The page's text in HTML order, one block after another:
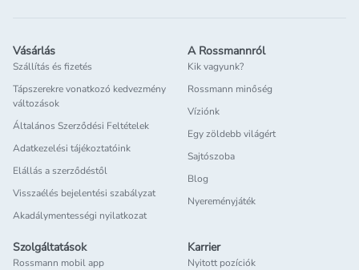
Vásárlás
Szállítás és fizetés
Tápszerekre vonatkozó kedvezmény
változások
Általános Szerződési Feltételek
Adatkezelési tájékoztatóink
Elállás a szerződéstől
Visszaélés bejelentési szabályzat
Akadálymentességi nyilatkozat
A Rossmannról
Kik vagyunk?
Rossmann minőség
Víziónk
Egy zöldebb világért
Sajtószoba
Blog
Nyereményjáték
Szolgáltatások
Rossmann mobil app
Karrier
Nyitott pozíciók